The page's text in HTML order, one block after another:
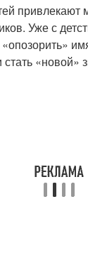
привлекают
Уже с
«новой»